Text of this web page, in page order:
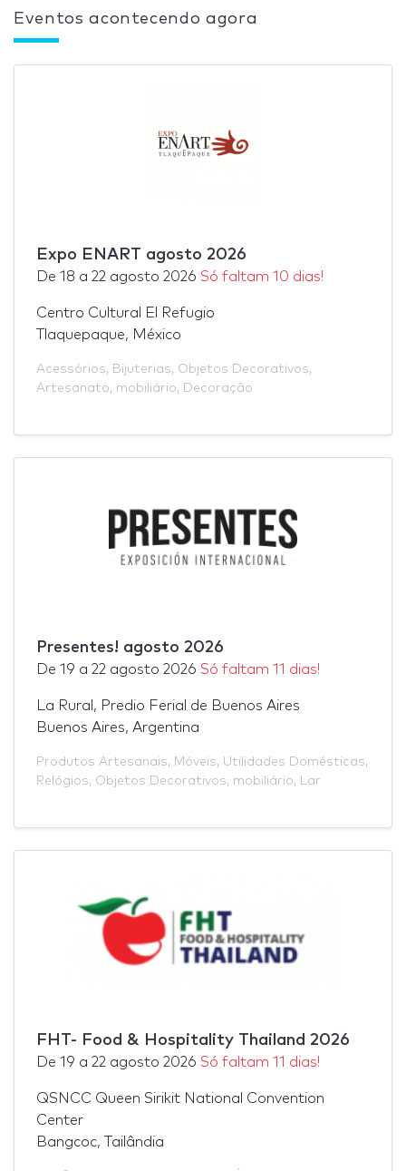
Eventos acontecendo agora
Expo ENART agosto 2026
De 18 a 22 agosto 2026 Só faltam 10 dias!
Centro Cultural El Refugio
Tlaquepaque, México
Acessórios, Bijuterias, Objetos Decorativos,
Artesanato, mobiliário, Decoração
Presentes! agosto 2026
De 19 a 22 agosto 2026 Só faltam 11 dias!
La Rural, Predio Ferial de Buenos Aires
Buenos Aires, Argentina
Produtos Artesanais, Móveis, Utilidades Domésticas,
Relógios, Objetos Decorativos, mobiliário, Lar
FHT- Food & Hospitality Thailand 2026
De 19 a 22 agosto 2026 Só faltam 11 dias!
QSNCC Queen Sirikit National Convention
Center
Bangcoc, Tailândia